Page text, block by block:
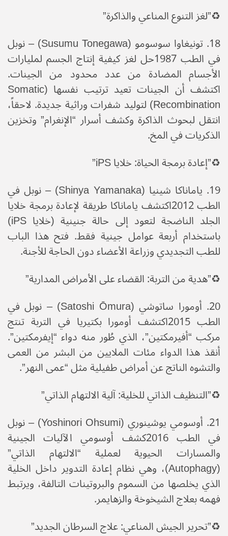
♻️​”لغز التنوع المناعي والذاكرة”
​18. تونيغاوا سوسومو (Susumu Tonegawa) – نوبل
في الطب 1987​حل لغز كيفية إنتاج الجسم لمليارات
الأجسام المضادة من عدد محدود من الجينات.
اكتشف أن الجينات تعيد ترتيب نفسها (Somatic
Recombination) لتوليد شفرات وراثية جديدة. لاحقاً،
انتقل لبحوث الذاكرة وكشف أسرار “الإنغرام” وتخزين
الذكريات في المخ.
♻️​”إعادة برمجة الحياة: خلايا iPS”
​19. ياماناكا شينيا (Shinya Yamanaka) – نوبل في
الطب 2012​اكتشف ياماناكا طريقة لإعادة برمجة خلايا
الجلد الناضجة لتعود إلى حالة جنينية (خلايا iPS)
باستخدام أربعة عوامل جينية فقط. فتح هذا الباب
للطب التجديدي وزراعة الأعضاء دون الحاجة للأجنة.
♻️​”هدية من التربة: القضاء على الأمراض المدارية”
​20. أومورا ساتوشي (Satoshi Ōmura) – نوبل في
الطب 2015​اكتشف أومورا بكتيريا في التربة تنتج
مركب “أفيرمكتين”، الذي طُور منه دواء “إيفرمكتين”.
أنقذ هذا الدواء مئات الملايين من البشر من العمى
والتشوه الناتج عن أمراض طفيلية مثل “عمى النهر”.
♻️​”التنظيف الذاتي للخلية: آلية الالتهام الذاتي”
​21. أوسومي يوشينوري (Yoshinori Ohsumi) – نوبل
في الطب 2016​كشف أوسومي الآليات الجينية
والمسارات الحيوية لعملية “الالتهام الذاتي”
(Autophagy)، وهي نظام إعادة التدوير داخل الخلية
الذي يخلصها من السموم والبروتينات التالفة، ويرتبط
فهمه بعلاج الشيخوخة والزهايمر.
♻️​”تحرير الجيش المناعي: علاج السرطان الجديد”